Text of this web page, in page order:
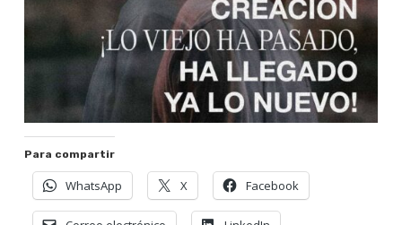
Para compartir
WhatsApp X Facebook